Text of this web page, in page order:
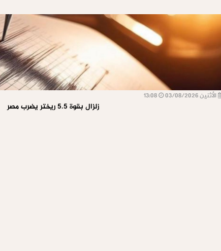
الأثنين 03/08/2026
زلزال بقوة 5.5 ريختر يضرب مصر